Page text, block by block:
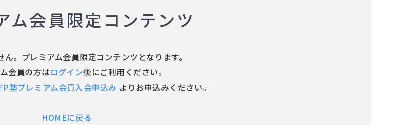
ム会員限定コンテンツ
ん。プレミアム会員限定コンテンツとなります。
会員の方はログイン後にご利用ください。
塾プレミアム会員入会申込み よりお申込みください。
HOMEに戻る